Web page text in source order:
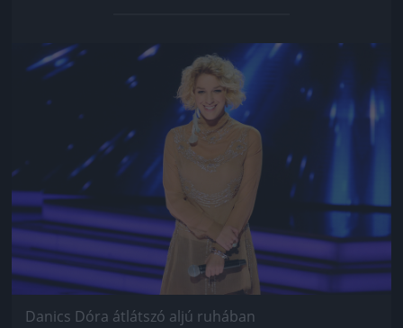
Jön még kép!
Danics Dóra átlátszó aljú ruhában